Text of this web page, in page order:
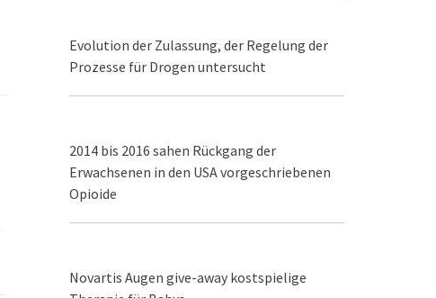
Evolution der Zulassung, der Regelung der
Prozesse für Drogen untersucht
2014 bis 2016 sahen Rückgang der
Erwachsenen in den USA vorgeschriebenen
Opioide
Novartis Augen give-away kostspielige